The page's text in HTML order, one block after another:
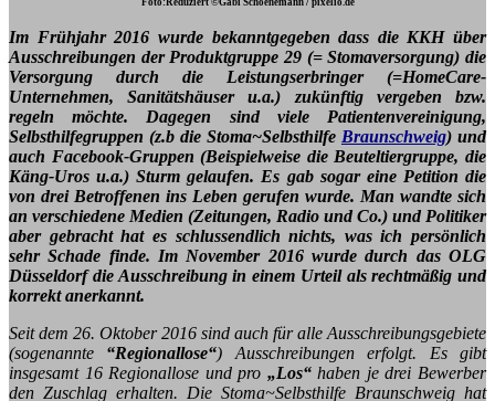
Im Frühjahr 2016 wurde bekanntgegeben dass die KKH über
Ausschreibungen der Produktgruppe 29 (= Stomaversorgung) die
Versorgung durch die Leistungserbringer (=HomeCare-
Unternehmen, Sanitätshäuser u.a.) zukünftig vergeben bzw.
regeln möchte. Dagegen sind viele Patientenvereinigung,
Selbsthilfegruppen (z.b die Stoma~Selbsthilfe Braunschweig) und
auch Facebook-Gruppen (Beispielweise die Beuteltiergruppe, die
Käng-Uros u.a.) Sturm gelaufen. Es gab sogar eine Petition die
von drei Betroffenen ins Leben gerufen wurde. Man wandte sich
an verschiedene Medien (Zeitungen, Radio und Co.) und Politiker
aber gebracht hat es schlussendlich nichts, was ich persönlich
sehr Schade finde. Im November 2016 wurde durch das OLG
Düsseldorf die Ausschreibung in einem Urteil als rechtmäßig und
korrekt anerkannt.
Seit dem 26. Oktober 2016 sind auch für alle Ausschreibungsgebiete
(sogenannte “Regionallose“) Ausschreibungen erfolgt. Es gibt
insgesamt 16 Regionallose und pro „Los“haben je drei Bewerber
den Zuschlag erhalten. Die Stoma~Selbsthilfe Braunschweig hat